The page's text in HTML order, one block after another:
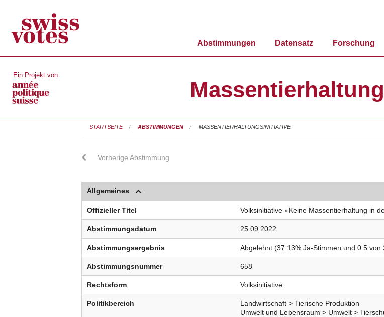
Abstimmungen Datensatz Forschung
Ein Projekt von
STARTSEITE ABSTIMMUNGEN MASSENTIERHALTUNGSINITIATIVE
Vorherige Abstimmung
Allgemeines
Offizieller Titel Volksinitiative «Keine Massentierhaltung in
Abstimmungsdatum 25.09.2022
Abstimmungsergebnis Abgelehnt (37.13% Ja-Stimmen und 0.5 von
Abstimmungsnummer 658
Rechtsform Volksinitiative
Politikbereich
Landwirtschaft > Tierische Produktion
Umwelt und Lebensraum > Umwelt >